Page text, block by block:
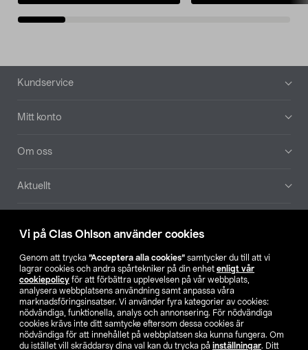
Vi på Clas Ohlson använder cookies
Genom att trycka ”Acceptera alla cookies” samtycker du till att vi
lagrar cookies och andra spårtekniker på din enhet enligt vår
cookiepolicy för att förbättra upplevelsen på vår webbplats,
analysera webbplatsens användning samt anpassa våra
marknadsföringsinsatser. Vi använder fyra kategorier av cookies:
nödvändiga, funktionella, analys och annonsering. För nödvändiga
cookies krävs inte ditt samtycke eftersom dessa cookies är
nödvändiga för att innehållet på webbplatsen ska kunna fungera. Om
du istället vill skräddarsy dina val kan du trycka på inställningar. Ditt
Sidfot
Kundservice
Mitt konto
Om oss
Aktuellt
Hitta butik
SE NO FI